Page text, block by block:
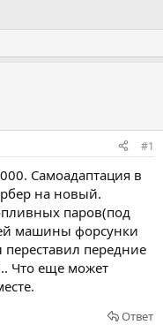
#1
Самоадаптация в
на новый.
паров(под
машины форсунки
передние
Что еще может
Ответ